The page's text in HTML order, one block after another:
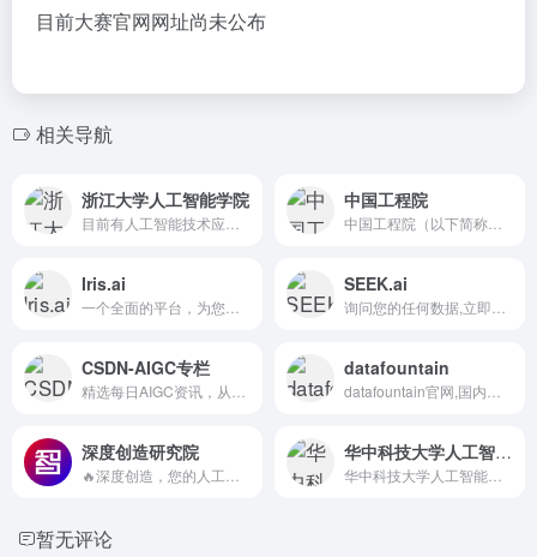
目前大赛官网网址尚未公布
相关导航
浙江大学人工智能学院 中国工程院
Iris.ai SEEK.ai
CSDN-AIGC专栏 datafountain
深度创造研究院 华中科技大学人工智能与自动化学院
暂无评论